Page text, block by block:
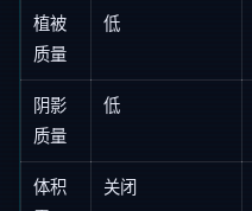
植被
质量
低
阴影
质量
低
体积
关闭